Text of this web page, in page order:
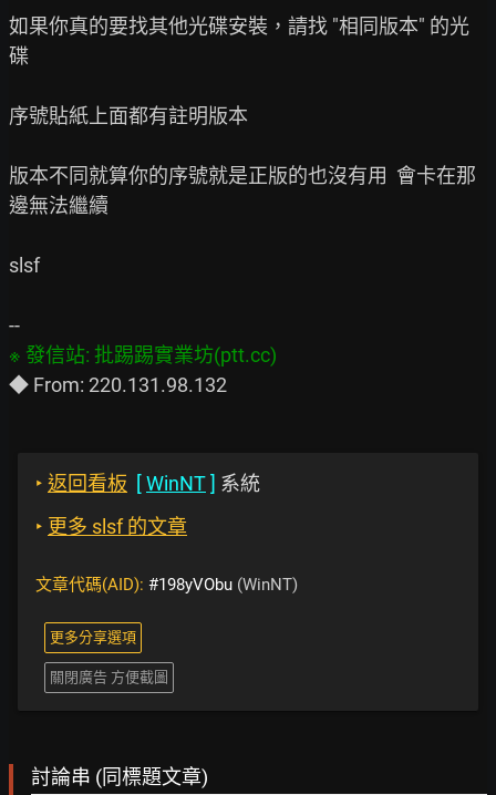
如果你真的要找其他光碟安裝，請找 "相同版本" 的光
碟
序號貼紙上面都有註明版本
版本不同就算你的序號就是正版的也沒有用  會卡在那
邊無法繼續
slsf
‣ 返回看板 [WinNT] 系統
‣ 更多 slsf 的文章
文章代碼(AID): #198yVObu (WinNT)
更多分享選項
關閉廣告 方便截圖
討論串 (同標題文章)